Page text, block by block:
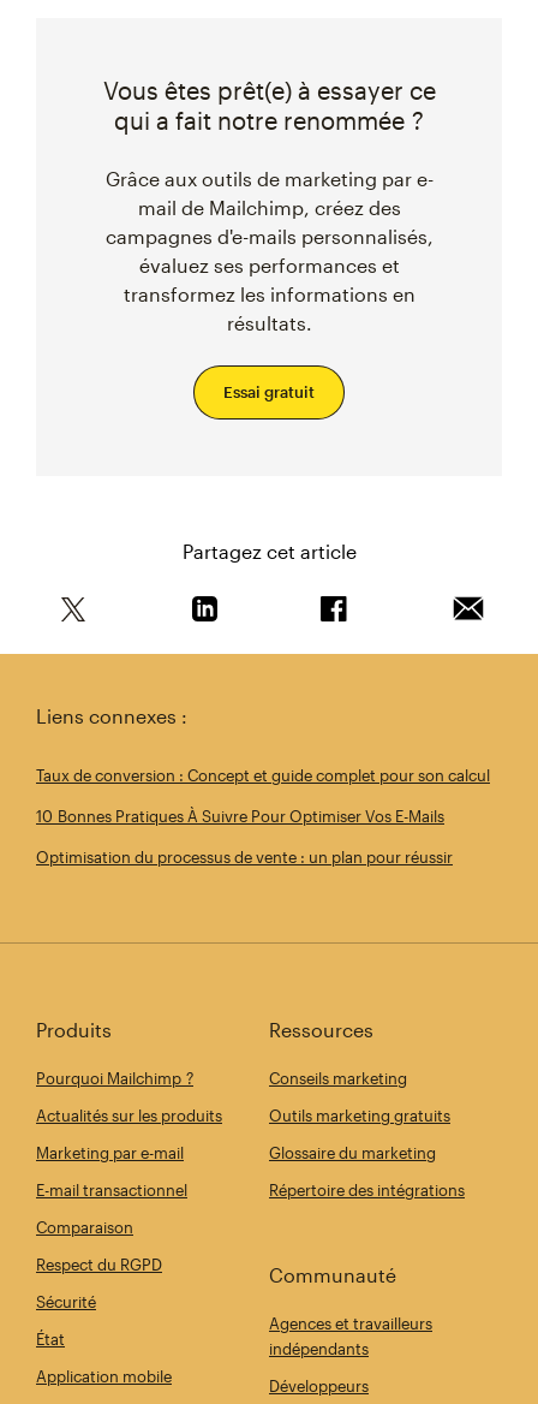
Vous êtes prêt(e) à essayer ce
qui a fait notre renommée ?
Grâce aux outils de marketing par e-
mail de Mailchimp, créez des
campagnes d'e-mails personnalisés,
évaluez ses performances et
transformez les informations en
résultats.
Essai gratuit
Partagez cet article
Liens connexes :
Taux de conversion : Concept et guide complet pour son calcul
10 Bonnes Pratiques À Suivre Pour Optimiser Vos E-Mails
Optimisation du processus de vente : un plan pour réussir
Produits
Pourquoi Mailchimp ?
Actualités sur les produits
Marketing par e-mail
E-mail transactionnel
Comparaison
Respect du RGPD
Sécurité
État
Application mobile
Ressources
Conseils marketing
Outils marketing gratuits
Glossaire du marketing
Répertoire des intégrations
Communauté
Agences et travailleurs
indépendants
Développeurs